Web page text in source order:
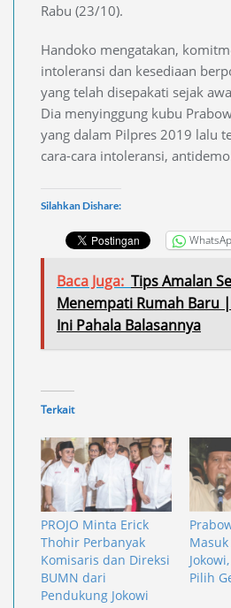
Rabu (23/10).
Handoko mengatakan,
intoleransi dan kesediaan
yang telah disepakati sejak
Dia menyinggung kubu
yang dalam Pilpres 2019 lalu
cara-cara intoleransi,
Silahkan Dishare:
Baca Juga: Tips Amalan
Menempati Rumah Baru
Ini Pahala Balasannya
Terkait
PROJO Minta Erick
Thohir Perbanyak
Komisaris dan Direksi
BUMN dari
Pendukung Jokowi
Pilih